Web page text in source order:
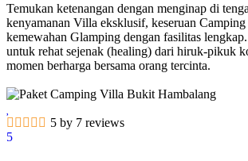
Temukan ketenangan dengan menginap di
kenyamanan Villa eksklusif, keseruan
kemewahan Glamping dengan fasilitas
untuk rehat sejenak (healing) dari hiruk-pikuk
momen berharga bersama orang tercinta.
5 by 7 reviews
5